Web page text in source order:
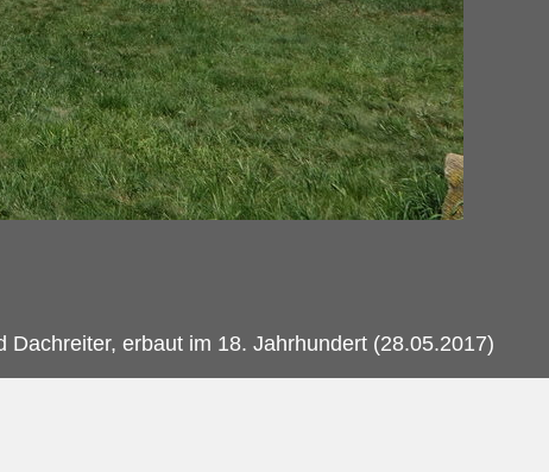
erbaut im 18. Jahrhundert (28.05.2017)